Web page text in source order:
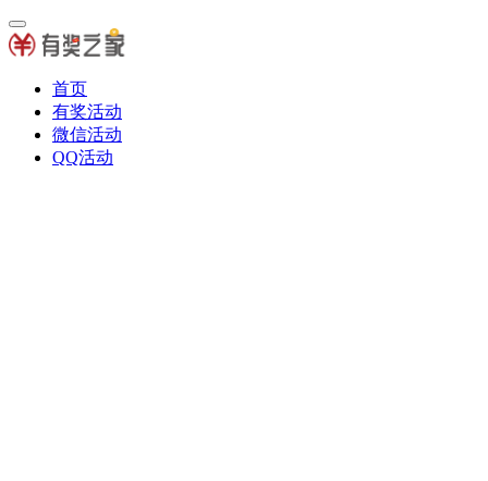
首页
有奖活动
微信活动
QQ活动